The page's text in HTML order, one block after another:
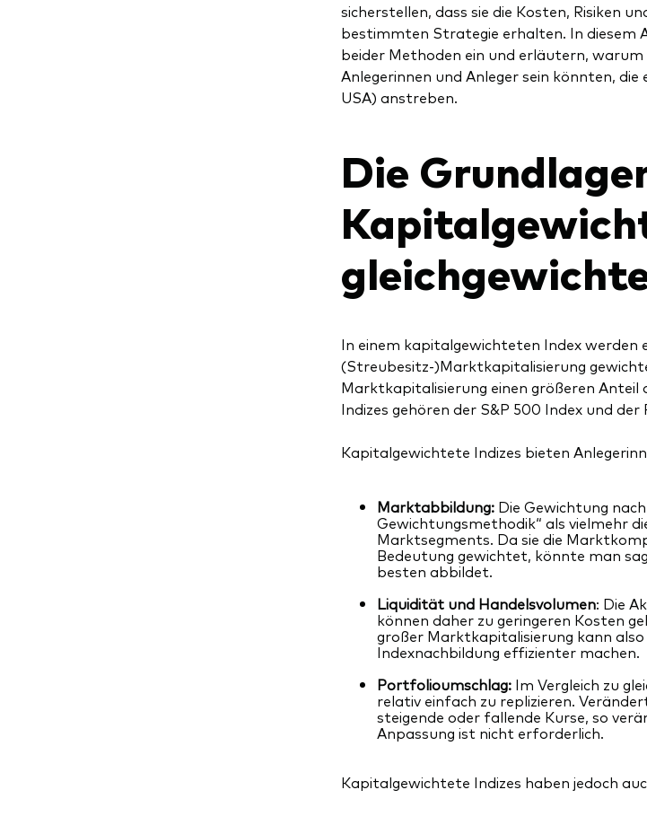
sicherstellen, dass sie die Kosten, Risiken
bestimmten Strategie erhalten. In diesem
beider Methoden ein und erläutern,
Anlegerinnen und Anleger sein könnten,
USA) anstreben.
Die
In einem kapitalgewichteten Index
(Streubesitz-)Marktkapitalisierung
Marktkapitalisierung einen größeren
Indizes gehören der S&P 500 Index und der
Kapitalgewichtete Indizes bieten
Marktabbildung:Die Gewichtung
Gewichtungsmethodik“ als vielmehr
Marktsegments. Da sie die
Bedeutung gewichtet, könnte man
besten abbildet.
Liquidität und Handelsvolumen: Die
können daher zu geringeren Kosten
großer Marktkapitalisierung kann
Indexnachbildung effizienter machen.
Portfolioumschlag:Im Vergleich zu
relativ einfach zu replizieren.
steigende oder fallende Kurse, so
Anpassung ist nicht erforderlich.
Kapitalgewichtete Indizes haben jedoch